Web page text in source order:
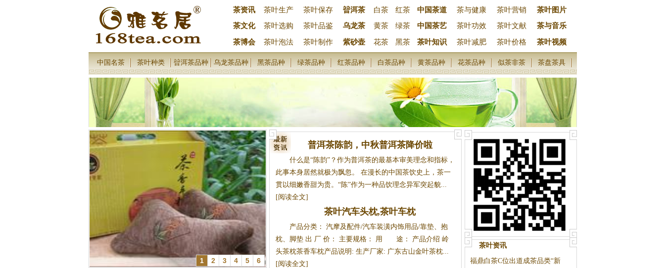
茶资讯 茶叶生产 茶叶保存 暜洱茶 白茶 红茶 中国茶道 茶与健康 茶叶营销
茶叶图片
茶文化
茶叶选购 茶叶品鉴 乌龙茶 黄茶 绿茶 中国茶艺 茶叶功效 茶叶文献 茶与音乐
茶博会 茶叶泡法 茶叶制作 紫砂壶 花茶 黑茶 茶叶知识 茶叶减肥 茶叶价格 茶叶视频
中国名茶 茶叶种类 暜洱茶品种 乌龙茶品种 黑茶品种 绿茶品种 红茶品种 白茶品种 黄茶品种 花茶品种 似茶非茶 茶盘茶具
1 2 3 4 5 6
普洱茶陈韵，中秋普洱茶降价啦
什么是“陈韵”？作为普洱茶的最基本审美理念和指标，
此事本身居然就极为飘忽。 在漫长的中国茶饮史上，茶一
贯以细嫩香甜为贵。“陈”作为一种品饮理念异军突起貌...
[阅读全文]
茶叶汽车头枕,茶叶车枕
产品分类： 汽摩及配件/汽车装潢内饰用品/靠垫、抱
枕、脚垫 出 厂 价： 主要规格： 用 途： 产品介绍 岭
头茶枕茶香车枕产品说明: 生产厂家: 广东古山金叶茶枕...
[阅读全文]
茶叶资讯
福鼎白茶C位出道成茶品类“新